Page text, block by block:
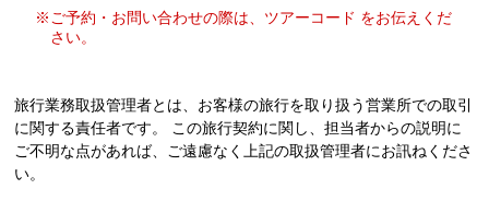
※ご予約・お問い合わせの際は、ツアーコード をお伝えくだ
さい。
旅行業務取扱管理者とは、お客様の旅行を取り扱う営業所での取引
に関する責任者です。 この旅行契約に関し、担当者からの説明に
ご不明な点があれば、ご遠慮なく上記の取扱管理者にお訊ねくださ
い。